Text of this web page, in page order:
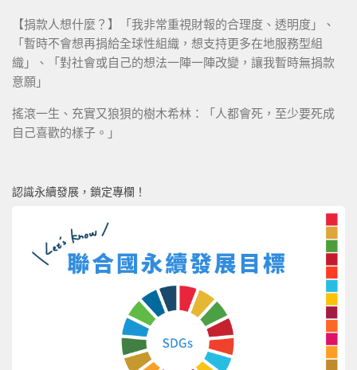
【捐款人想什麼？】「我非常重視財報的合理度、透明度」、
「暫時不會想再捐給全球性組織，想支持更多在地服務型組
織」、「對社會或自己的想法一陣一陣改變，讓我暫時無捐款
意願」
搖滾一生、充實又狼狽的樹木希林：「人都會死，至少要死成
自己喜歡的樣子。」
認識永續發展，鎖定專欄！